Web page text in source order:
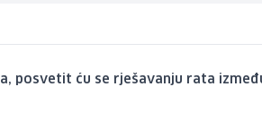
posvetit ću se rješavanju rata